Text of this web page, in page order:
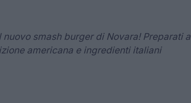
smash burger di Novara! Preparati a
americana e ingredienti italiani